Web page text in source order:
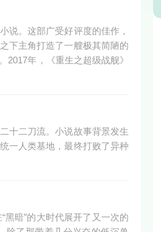
说。这部广受好评度的佳作，
下主角打造了一艘极其简陋的
年，《重生之超级战舰》
十二刀流。小说故事背景发生
一人类基地，最终打败了异种
黑暗”的大时代展开了又一次的